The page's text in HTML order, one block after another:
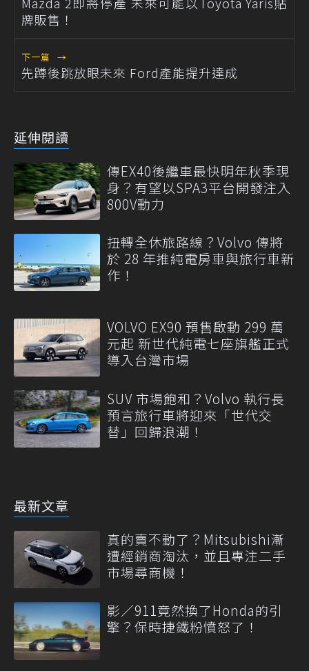
牌販售！
下一篇 →
先蹲後跳放眼未來 Ford產能提升達成
延伸閱讀
傳EX40後繼車最快明年秋季現
身？有望以SPA3平台開發注入
800V動力
扭轉全休旅路線？Volvo 傳將
於 28 年推純電房車與旅行車新
作！
VOLVO EX90 預售啟動 299 萬
元起 新世代純電七座旗艦正式
導入台灣市場
SUV 市場飽和？Volvo 執行長
預言旅行車將迎來「世代交
替」回歸浪潮！
最新文章
真的賣不動了？Mitsubishi漸
遭經銷商淘汰，並且專注二手
市場尋商機！
影／911竟然換了Honda的引
擎？保時捷鐵粉憤怒了！